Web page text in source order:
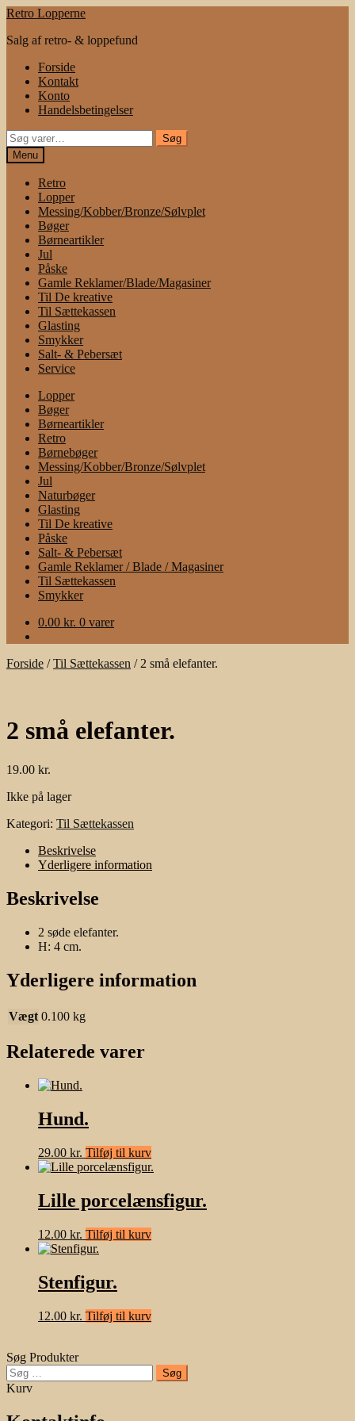
Spring
navigation
Spring
indhold
Retro Lopperne
Salg af retro- & loppefund
Forside
Kontakt
Konto
Handelsbetingelser
Søg
efter:
Søg
Menu
Retro
Lopper
Messing/Kobber/Bronze/Sølvplet
Bøger
Børneartikler
Jul
Påske
Gamle Reklamer/Blade/Magasiner
Til De kreative
Til Sættekassen
Glasting
Smykker
Salt- & Pebersæt
Service
Lopper
Bøger
Børneartikler
Retro
Børnebøger
Messing/Kobber/Bronze/Sølvplet
Jul
Naturbøger
Glasting
Til De kreative
Påske
Salt- & Pebersæt
Gamle Reklamer / Blade / Magasiner
Til Sættekassen
Smykker
0.00 kr. 0 varer
Forside /Til Sættekassen / 2 små elefanter.
2 små elefanter.
19.00 kr.
Ikke på lager
Kategori: Til Sættekassen
Beskrivelse
Yderligere information
Beskrivelse
2 søde elefanter.
H: 4 cm.
Yderligere information
Vægt 0.100 kg
Relaterede varer
Hund.
29.00 kr. Tilføj til kurv
Lille porcelænsfigur.
12.00 kr. Tilføj til kurv
Stenfigur.
12.00 kr. Tilføj til kurv
Søg Produkter
Søg
efter:
Kurv